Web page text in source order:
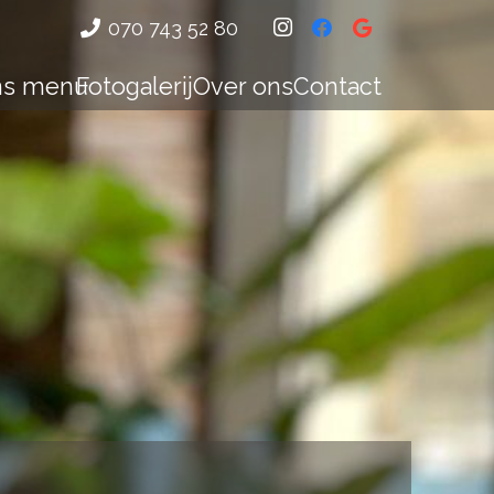
070 743 52 80
menuFotogalerijOver onsContact